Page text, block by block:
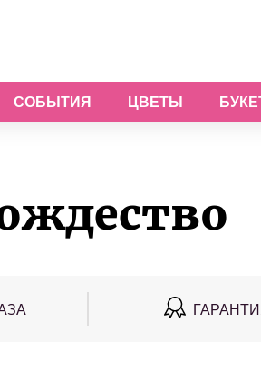
СОБЫТИЯ ЦВЕТЫ